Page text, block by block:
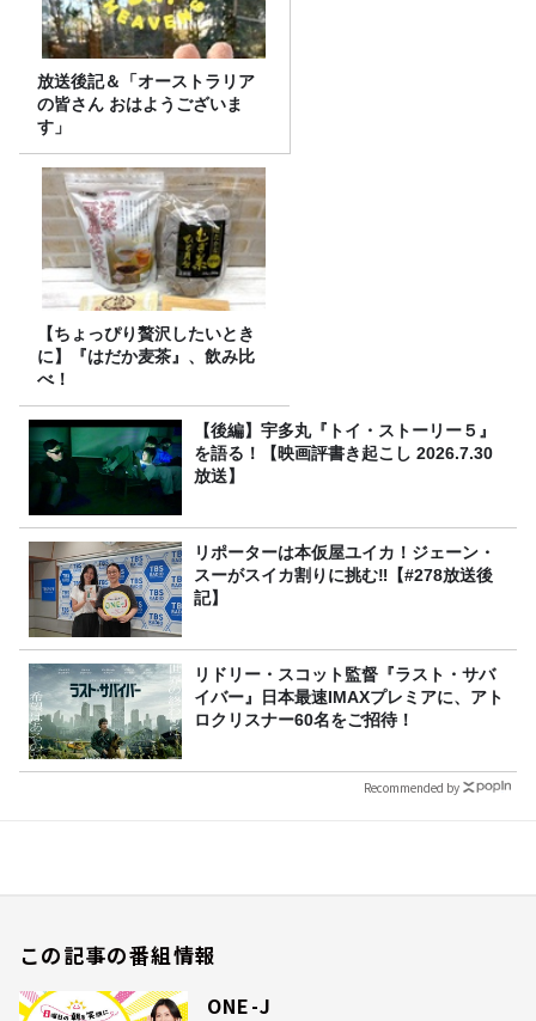
放送後記＆「オーストラリア
の皆さん おはようございま
す」
【ちょっぴり贅沢したいとき
に】『はだか麦茶』、飲み比
べ！
【後編】宇多丸『トイ・ストーリー５』
を語る！【映画評書き起こし 2026.7.30
放送】
リポーターは本仮屋ユイカ！ジェーン・
スーがスイカ割りに挑む‼【#278放送後
記】
リドリー・スコット監督『ラスト・サバ
イバー』日本最速IMAXプレミアに、アト
ロクリスナー60名をご招待！
Recommended by
この記事の番組情報
ONE-J